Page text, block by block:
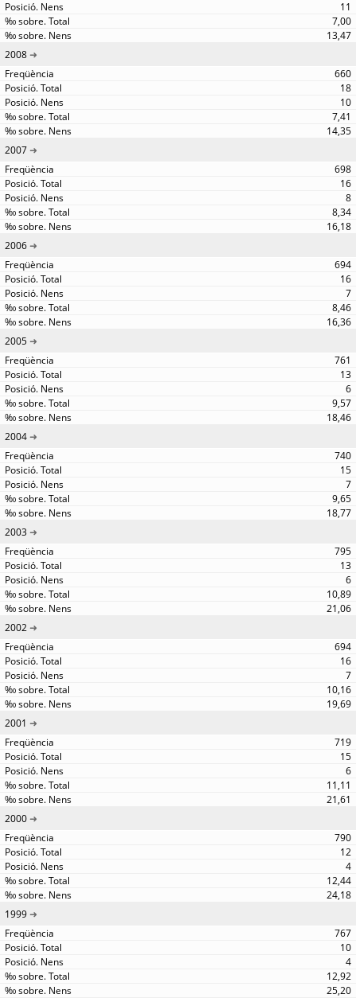
11
7,00
13,47
2008
660
18
10
7,41
14,35
2007
698
16
8
8,34
16,18
2006
694
16
7
8,46
16,36
2005
761
13
6
9,57
18,46
2004
740
15
7
9,65
18,77
2003
795
13
6
10,89
21,06
2002
694
16
7
10,16
19,69
2001
719
15
6
11,11
21,61
2000
790
12
4
12,44
24,18
1999
767
10
4
12,92
25,20